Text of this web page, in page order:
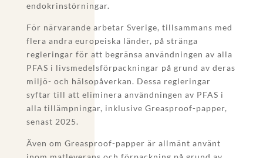
endokrinstörningar.
För närvarande arbetar Sverige, tillsammans med
flera andra europeiska länder, på stränga
regleringar för att begränsa användningen av alla
PFAS i livsmedelsförpackningar på grund av deras
miljö- och hälsopåverkan. Dessa regleringar
syftar till att eliminera användningen av PFAS i
alla tillämpningar, inklusive Greasproof-papper,
senast 2025.
Även om Greasproof-papper är allmänt använt